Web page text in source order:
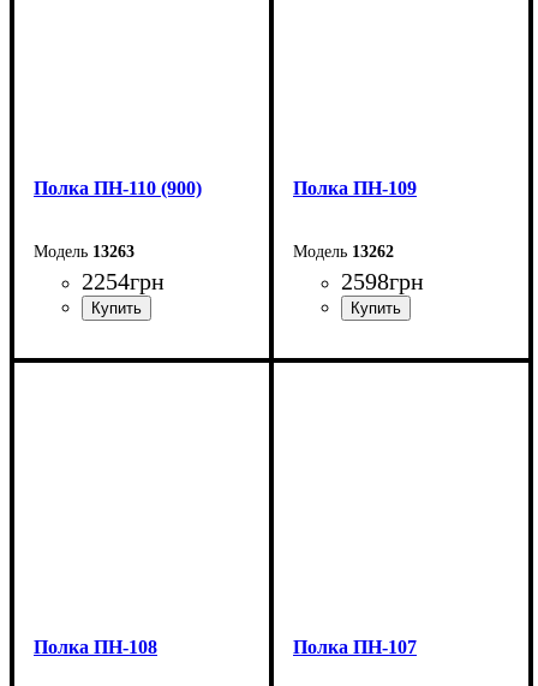
Полка ПН-110 (900)
13263
2254грн
Ширина: 90 см
Полка ПН-109
13262
2598грн
Ширина: 75 см
Полка ПН-108 Полка ПН-107